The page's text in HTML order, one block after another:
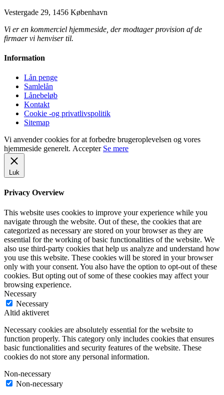
Vestergade 29, 1456 København
Vi er en kommerciel hjemmeside, der modtager provision af de
firmaer vi henviser til.
Information
Lån penge
Samlelån
Lånebeløb
Kontakt
Cookie -og privatlivspolitik
Sitemap
Vi anvender cookies for at forbedre brugeroplevelsen og vores
hjemmeside generelt. Accepter Se mere
Luk
Privacy Overview
This website uses cookies to improve your experience while you
navigate through the website. Out of these, the cookies that are
categorized as necessary are stored on your browser as they are
essential for the working of basic functionalities of the website. We
also use third-party cookies that help us analyze and understand how
you use this website. These cookies will be stored in your browser
only with your consent. You also have the option to opt-out of these
cookies. But opting out of some of these cookies may affect your
browsing experience.
Necessary
Necessary
Altid aktiveret
Necessary cookies are absolutely essential for the website to
function properly. This category only includes cookies that ensures
basic functionalities and security features of the website. These
cookies do not store any personal information.
Non-necessary
Non-necessary